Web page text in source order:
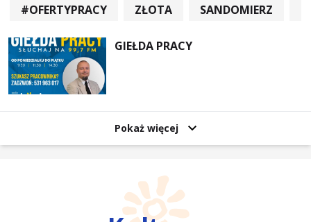
#OFERTYPRACY ZŁOTA SANDOMIERZ
GIEŁDA PRACY
Pokaż więcej